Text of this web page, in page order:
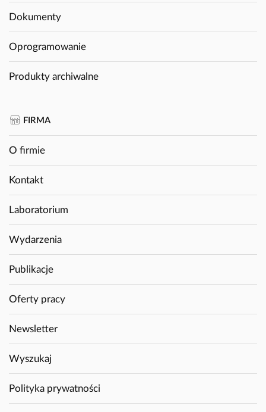
Dokumenty
Oprogramowanie
Produkty archiwalne
FIRMA
O firmie
Kontakt
Laboratorium
Wydarzenia
Publikacje
Oferty pracy
Newsletter
Wyszukaj
Polityka prywatności